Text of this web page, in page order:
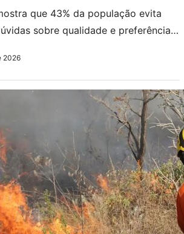
que 43% da população evita
sobre qualidade e preferência
2026